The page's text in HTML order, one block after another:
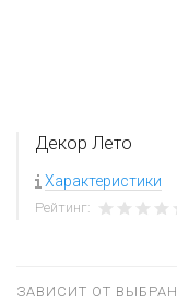
Декор Лето
Характеристики
Рейтинг:
ЗАВИСИТ ОТ